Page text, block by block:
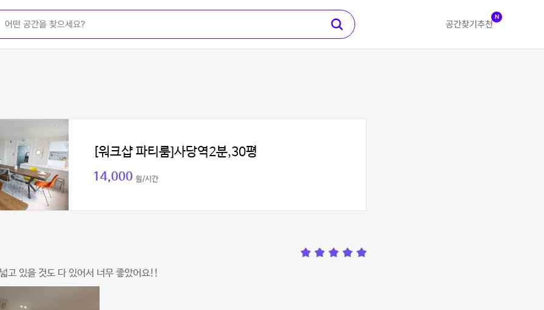
공간찾기 추천
N
[워크샵 파티룸]사당역2분,30평
14,000 원/시간
고 있을 것도 다 있어서 너무 좋았어요!!